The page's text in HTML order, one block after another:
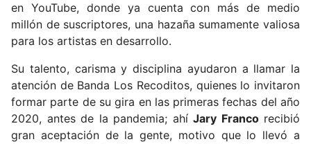
e
i
l
en YouTube, donde ya cuenta con más de medio
millón de suscriptores, una hazaña sumamente valiosa
para los artistas en desarrollo.
Su talento, carisma y disciplina ayudaron a llamar la
atención de Banda Los Recoditos, quienes lo invitaron
formar parte de su gira en las primeras fechas del año
2020, antes de la pandemia; ahí Jary Francorecibió
gran aceptación de la gente, motivo que lo llevó a